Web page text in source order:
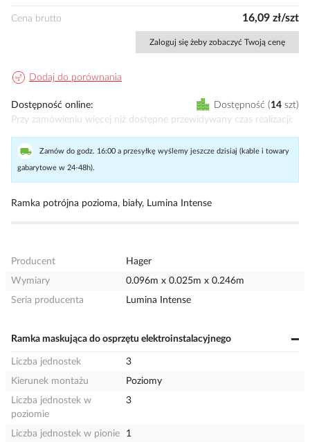
Cena brutto 16,09 zł/szt
Zaloguj się żeby zobaczyć Twoją cenę
Dodaj do porównania
Dostępność online Dostępność 14 szt
Przy zamówieniu więcej niż dostępne przewidywany czas realizacji
Zamów do godz. 16:00 a przesyłkę wyślemy jeszcze dzisiaj (kable i towary
gabarytowe w 24-48h).
Ramka potrójna pozioma, biały, Lumina Intense
Producent
Hager
Wymiary
0.096m x 0.025m x 0.246m
Seria producenta
Lumina Intense
Ramka maskująca do osprzętu elektroinstalacyjnego
Liczba jednostek
3
Kierunek montażu
Poziomy
Liczba jednostek w
poziomie
3
Liczba jednostek w pionie
1